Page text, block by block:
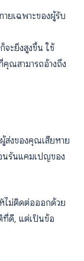
ยเฉพาะของผู้รับ
จะยิ่งสูงขึ้น ใช้
ณสามารถอ้างถึง
ส่งของคุณเสียหาย
นรันแคมเปญของ
ไม่ติดต่อออกด้วย
ที่ดี, แต่เป็นข้อ